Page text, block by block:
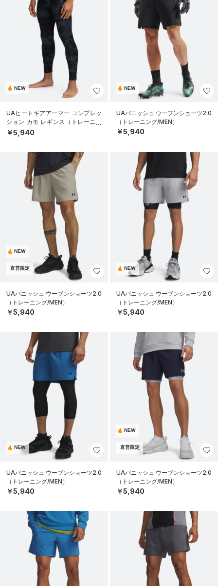
NEW
UAヒートギアアーマー コンプレッ
ション カモ レギンス（トレーニン
グ/MEN）
￥5,940
NEW
UAバニッシュ ウーブンショーツ2.0
（トレーニング/MEN）
￥5,940
NEW
直営限定
UAバニッシュ ウーブンショーツ2.0
（トレーニング/MEN）
￥5,940
NEW
UAバニッシュ ウーブンショーツ2.0
（トレーニング/MEN）
￥5,940
NEW
UAバニッシュ ウーブンショーツ2.0
（トレーニング/MEN）
￥5,940
NEW
直営限定
UAバニッシュ ウーブンショーツ2.0
（トレーニング/MEN）
￥5,940